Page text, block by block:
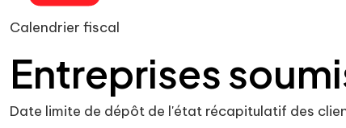
Calendrier fiscal
Entreprises
Date limite de dépôt de l'état récapitulatif des